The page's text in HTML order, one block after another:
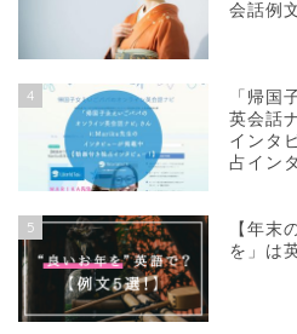
会話例
4
「帰国
英会話
インタ
占イン
5
【年末
を」は